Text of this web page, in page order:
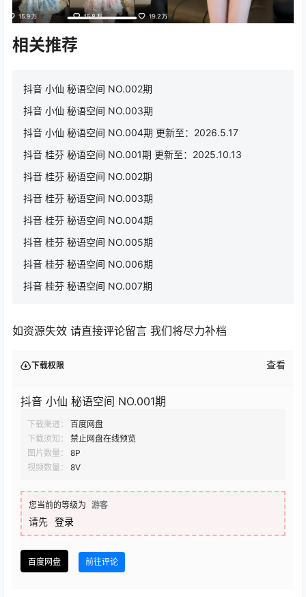
相关推荐
抖音 小仙 秘语空间 NO.002期
抖音 小仙 秘语空间 NO.003期
抖音 小仙 秘语空间 NO.004期 更新至：2026.5.17
抖音 桂芬 秘语空间 NO.001期 更新至：2025.10.13
抖音 桂芬 秘语空间 NO.002期
抖音 桂芬 秘语空间 NO.003期
抖音 桂芬 秘语空间 NO.004期
抖音 桂芬 秘语空间 NO.005期
抖音 桂芬 秘语空间 NO.006期
抖音 桂芬 秘语空间 NO.007期
如资源失效 请直接评论留言 我们将尽力补档
下载权限 查看
抖音 小仙 秘语空间 NO.001期
下载渠道：
百度网盘
下载须知：
禁止网盘在线预览
图片数量：
8P
视频数量：
8V
您当前的等级为 游客
请先 登录
百度网盘 前往评论